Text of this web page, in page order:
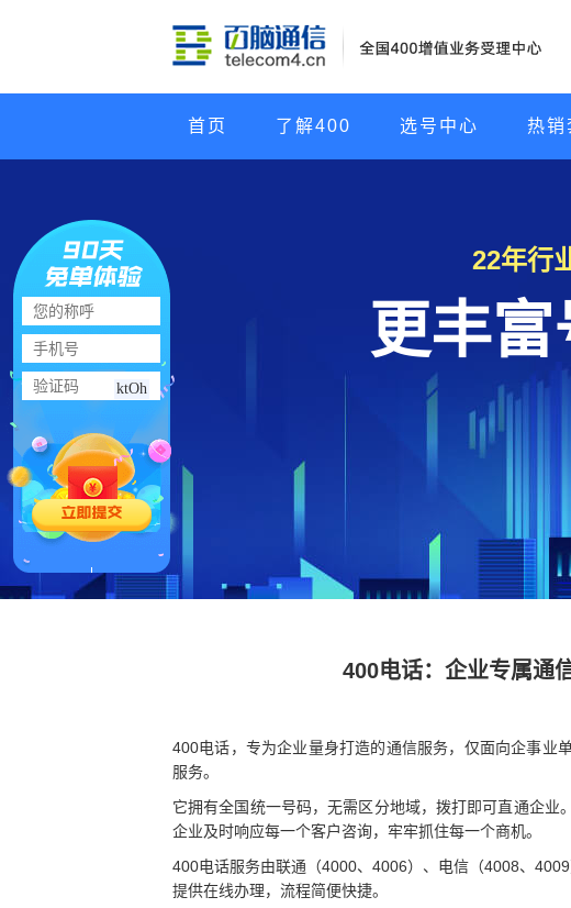
首页 了解400 选号中心 热销
22年行
更丰
400电话：企业专属通
400电话，专为企业量身打造的通信服务，仅面向企事业
服务。
它拥有全国统一号码，无需区分地域，拨打即可直通企
企业及时响应每一个客户咨询，牢牢抓住每一个商机。
400电话服务由联通（4000、4006）、电信（4008、
提供在线办理，流程简便快捷。
ktOh